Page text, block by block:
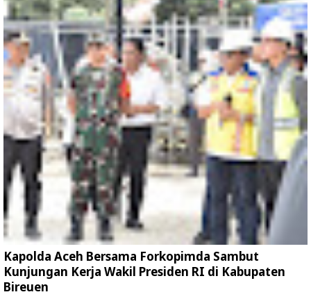
Kapolda Aceh Bersama Forkopimda Sambut
Kunjungan Kerja Wakil Presiden RI di Kabupaten
Bireuen